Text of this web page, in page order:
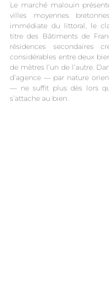
Le marché malouin
villes moyennes
immédiate du littoral, le
titre des Bâtiments de
résidences secondaires
considérables entre deux
de mètres l’un de l’autre.
d’agence — par nature
— ne suffit plus dès lors
s’attache au bien.